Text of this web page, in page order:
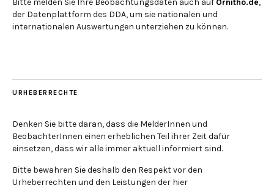
der Datenplattform des DDA, um sie nationalen und
internationalen Auswertungen unterziehen zu können.
URHEBERRECHTE
Denken Sie bitte daran, dass die MelderInnen und
BeobachterInnen einen erheblichen Teil ihrer Zeit dafür
einsetzen, dass wir alle immer aktuell informiert sind.
Bitte bewahren Sie deshalb den Respekt vor den
Urheberrechten und den Leistungen der hier